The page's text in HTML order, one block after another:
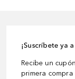
¡Suscríbete ya
Recibe un
primera compra